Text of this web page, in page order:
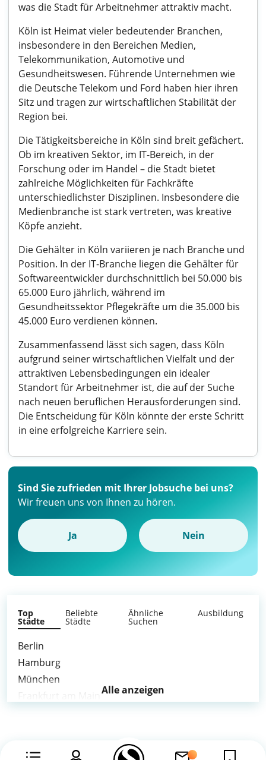
was die Stadt für Arbeitnehmer attraktiv macht.
Köln ist Heimat vieler bedeutender Branchen,
insbesondere in den Bereichen Medien,
Telekommunikation, Automotive und
Gesundheitswesen. Führende Unternehmen wie
die Deutsche Telekom und Ford haben hier ihren
Sitz und tragen zur wirtschaftlichen Stabilität der
Region bei.
Die Tätigkeitsbereiche in Köln sind breit gefächert.
Ob im kreativen Sektor, im IT-Bereich, in der
Forschung oder im Handel – die Stadt bietet
zahlreiche Möglichkeiten für Fachkräfte
unterschiedlichster Disziplinen. Insbesondere die
Medienbranche ist stark vertreten, was kreative
Köpfe anzieht.
Die Gehälter in Köln variieren je nach Branche und
Position. In der IT-Branche liegen die Gehälter für
Softwareentwickler durchschnittlich bei 50.000 bis
65.000 Euro jährlich, während im
Gesundheitssektor Pflegekräfte um die 35.000 bis
45.000 Euro verdienen können.
Zusammenfassend lässt sich sagen, dass Köln
aufgrund seiner wirtschaftlichen Vielfalt und der
attraktiven Lebensbedingungen ein idealer
Standort für Arbeitnehmer ist, die auf der Suche
nach neuen beruflichen Herausforderungen sind.
Die Entscheidung für Köln könnte der erste Schritt
in eine erfolgreiche Karriere sein.
Sind Sie zufrieden mit Ihrer Jobsuche bei uns?
Wir freuen uns von Ihnen zu hören.
Ja Nein
Top
Städte
Beliebte
Städte
Ähnliche
Suchen
Ausbildung
Berlin
Hamburg
München
Alle anzeigen